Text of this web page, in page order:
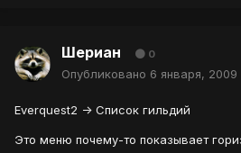
Шериан 0
Опубликовано 6 января, 2009
Everquest2 -> Список гильдий
Это меню почему-то показывает